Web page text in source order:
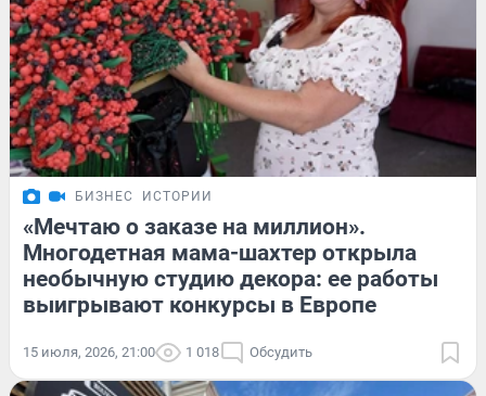
БИЗНЕС ИСТОРИИ
«Мечтаю о заказе на миллион».
Многодетная мама-шахтер открыла
необычную студию декора: ее работы
выигрывают конкурсы в Европе
15 июля, 2026, 21:00 1 018 Обсудить